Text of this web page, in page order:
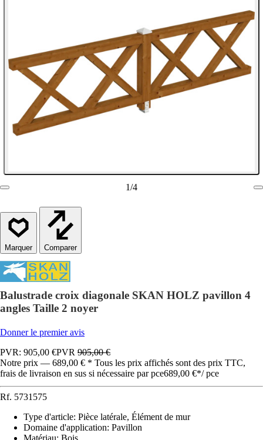
1/4
Comparer
Balustrade croix diagonale SKAN HOLZ pavillon 4
angles Taille 2 noyer
Donner le premier avis
PVR: 905,00 €PVR 905,00 €
Notre prix — 689,00 € * Tous les prix affichés sont des prix TTC,
frais de livraison en sus si nécessaire par pce689,00 €*/ pce
Rf. 5731575
Type d'article: Pièce latérale, Élément de mur
Domaine d'application: Pavillon
Matériau: Bois